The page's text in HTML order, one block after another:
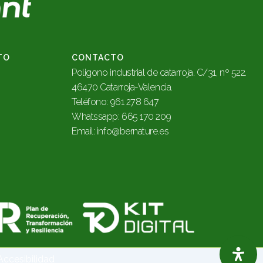
CONTACTO
Poligono industrial de catarroja. C/31, nº 522.
46470 Catarroja-Valencia.
Teléfono: 961 278 647
Whatssapp: 665 170 209
Email: info@bernature.es